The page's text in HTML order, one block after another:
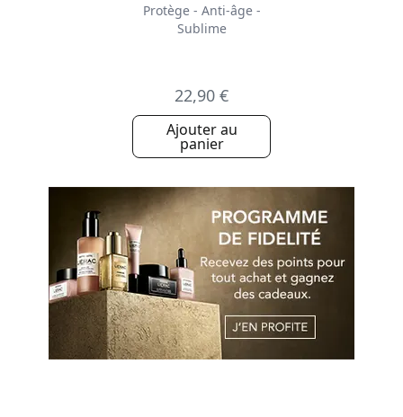
Protège - Anti-âge -
Sublime
22,90 €
Ajouter au
panier